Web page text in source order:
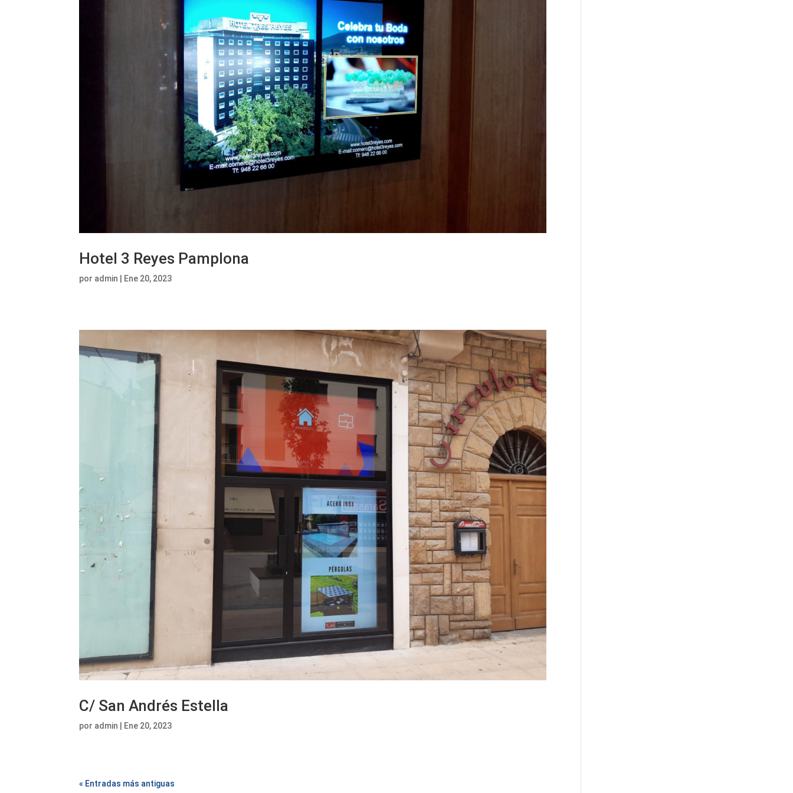
Hotel 3 Reyes Pamplona
por admin Ene 20, 2023
C/ San Andrés Estella
por admin Ene 20, 2023
« Entradas más antiguas